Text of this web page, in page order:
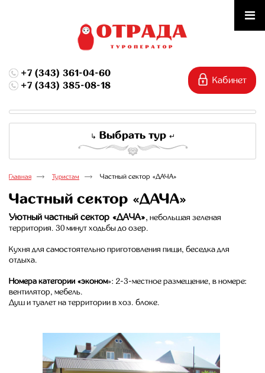
+7 (343) 361-04-60
+7 (343) 385-08-18
Выбрать тур
Главная Туристам Частный сектор «ДАЧА»
Частный сектор «ДАЧА»
Уютный частный сектор «ДАЧА», небольшая зеленая
территория. 30 минут ходьбы до озер.
Кухня для самостоятельно приготовления пищи, беседка для
отдыха.
Номера категории «эконом»: 2-3-местное размещение, в номере:
вентилятор, мебель.
Душ и туалет на территории в хоз. блоке.